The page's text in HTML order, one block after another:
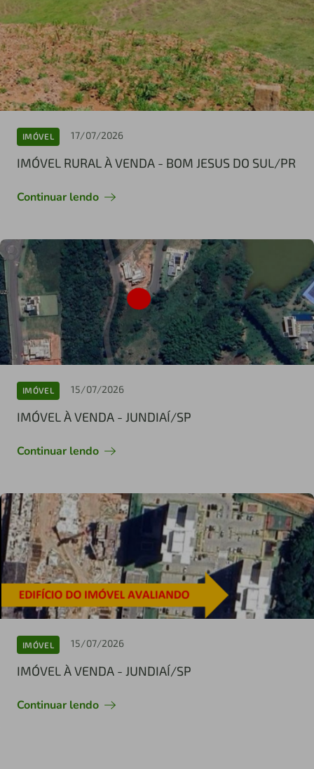
IMÓVEL 17/07/2026
IMÓVEL RURAL À VENDA - BOM JESUS DO SUL/PR
Continuar lendo
IMÓVEL 15/07/2026
IMÓVEL À VENDA - JUNDIAÍ/SP
Continuar lendo
IMÓVEL 15/07/2026
IMÓVEL À VENDA - JUNDIAÍ/SP
Continuar lendo